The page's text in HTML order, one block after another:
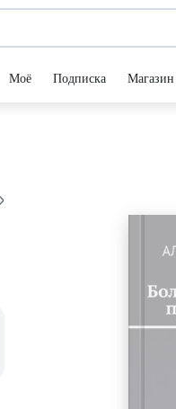
Моё Подписка Магазин